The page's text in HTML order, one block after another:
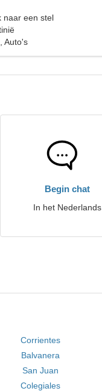
naar een stel
Auto's
Begin chat
In het Nederlands
Corrientes
Balvanera
San Juan
Colegiales